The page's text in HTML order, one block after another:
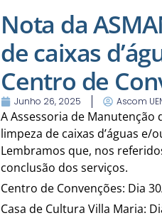
Nota da
de caixas
Centro de
Junho 26, 2025 Ascom
A Assessoria de Manutenção
limpeza de caixas d’águas e/
Lembramos que, nos
conclusão dos serviços.
Centro de Convenções: Dia
Casa de Cultura Villa Maria: